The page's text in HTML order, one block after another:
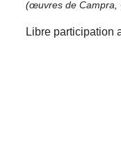
(œuvres de Campra,
Libre participation